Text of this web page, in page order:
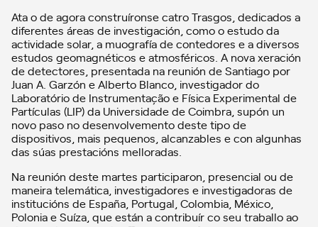
Ata o de agora construíronse catro Trasgos, dedicados a
diferentes áreas de investigación, como o estudo da
actividade solar, a muografía de contedores e a diversos
estudos geomagnéticos e atmosféricos. A nova xeración
de detectores, presentada na reunión de Santiago por
Juan A. Garzón e Alberto Blanco, investigador do
Laboratório de Instrumentação e Física Experimental de
Partículas (LIP) da Universidade de Coimbra, supón un
novo paso no desenvolvemento deste tipo de
dispositivos, mais pequenos, alcanzables e con algunhas
das súas prestacións melloradas.
Na reunión deste martes participaron, presencial ou de
maneira telemática, investigadores e investigadoras de
institucións de España, Portugal, Colombia, México,
Polonia e Suíza, que están a contribuír co seu traballo ao